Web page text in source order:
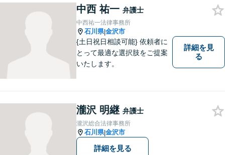
護士に話を聞いてもらうこと
でトラブル解決のきっかけを
つかむことができるかもしれ
ません。
中西 祐一 弁護士
中西祐一法律事務所
石川県|金沢市
{土日祝日相談可能} 依頼者に
とって最適な選択肢をご提案
いたします。
詳細を見
る
瀧沢 明継 弁護士
瀧沢総合法律事務所
石川県|金沢市
詳細を見る